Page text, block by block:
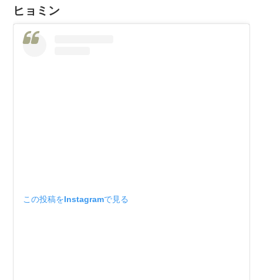
ヒョミン
この投稿をInstagramで見る